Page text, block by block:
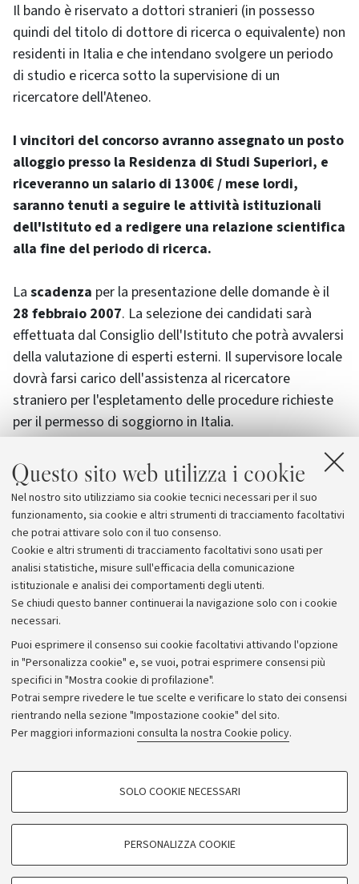
Questo sito web utilizza i cookie
Nel nostro sito utilizziamo sia cookie tecnici necessari per il suo
funzionamento, sia cookie e altri strumenti di tracciamento facoltativi
che potrai attivare solo con il tuo consenso.
Cookie e altri strumenti di tracciamento facoltativi sono usati per
analisi statistiche, misure sull'efficacia della comunicazione
istituzionale e analisi dei comportamenti degli utenti.
Se chiudi questo banner continuerai la navigazione solo con i cookie
necessari.
Puoi esprimere il consenso sui cookie facoltativi attivando l'opzione
in "Personalizza cookie" e, se vuoi, potrai esprimere consensi più
specifici in "Mostra cookie di profilazione".
Potrai sempre rivedere le tue scelte e verificare lo stato dei consensi
rientrando nella sezione "Impostazione cookie" del sito.
Per maggiori informazioni consulta la nostra Cookie policy.
COOKIE DI PROFILAZIONE - FACOLTATIVI
SOLO COOKIE NECESSARI
PERSONALIZZA COOKIE
Il bando è riservato a dottori stranieri (in possesso
quindi del titolo di dottore di ricerca o equivalente) non
residenti in Italia e che intendano svolgere un periodo
di studio e ricerca sotto la supervisione di un
ricercatore dell'Ateneo.
I vincitori del concorso avranno assegnato un posto
alloggio presso la Residenza di Studi Superiori, e
riceveranno un salario di 1300€ / mese lordi,
saranno tenuti a seguire le attività istituzionali
dell'Istituto ed a redigere una relazione scientifica
alla fine del periodo di ricerca.
La scadenza per la presentazione delle domande è il
28 febbraio 2007. La selezione dei candidati sarà
effettuata dal Consiglio dell'Istituto che potrà avvalersi
della valutazione di esperti esterni. Il supervisore locale
dovrà farsi carico dell'assistenza al ricercatore
straniero per l'espletamento delle procedure richieste
per il permesso di soggiorno in Italia.
Il bando è visibile (sia in italiano sia in inglese) sul sito
dell'Istituto
http://www.isa.unibo.it/ISA/Activities/News/2007/01/
Archivio
Comunicati stampa
Redazione
Rassegna stampa
© Copyright 2026 - ALMA MATER STUDIORUM - Università di
Bologna - Via Zamboni, 33 - 40126 Bologna - PI: 01131710376 -